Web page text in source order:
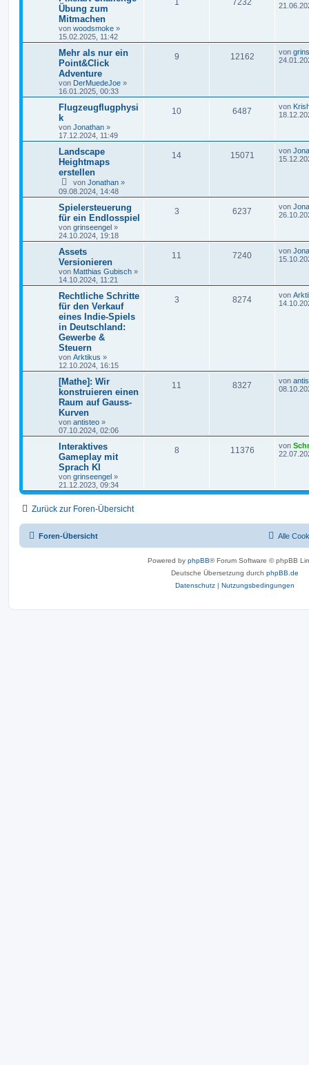
Übung zum
Mitmachen
von woodsmoke »
15.02.2025, 11:42
1 7232
Mehr als nur ein
Point&Click
Adventure
von DerMuedeJoe »
16.01.2025, 00:33
9 12162 von
Flugzeugflugphysi
k
von Jonathan »
17.12.2024, 11:49
10 6487 von
Landscape
Heightmaps
erstellen
von Jonathan »
09.08.2024, 14:48
14 15071 von
Spielersteuerung
für ein Endlosspiel
von grinseengel »
24.10.2024, 19:18
3 6237 von
Assets
Versionieren
von Matthias Gubisch »
14.10.2024, 11:21
11 7240 von
Rechtliche Schritte
für den Verkauf
eines Indie-Spiels
in Deutschland:
Gewerbe &
Steuern
von Arktikus »
12.10.2024, 16:15
3 8274 von
[Mathe]: Wir
konstruieren einen
Raum auf Gauss-
Kurven
von antisteo »
07.10.2024, 02:06
11 8327 von
Interaktives
Gameplay mit
Sprach KI
von grinseengel »
21.12.2023, 09:34
8 11376 von
Zurück zur Foren-Übersicht
Foren-Übersicht Alle
Powered by phpBB® Forum Software © phpBB
Deutsche Übersetzung durch phpBB.de
Datenschutz | Nutzungsbedingungen